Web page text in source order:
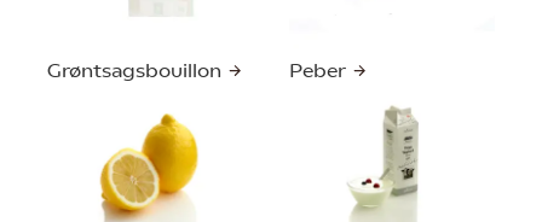
Grøntsagsbouillon Peber